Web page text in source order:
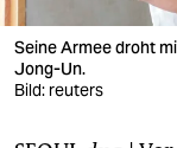
verlag
veranstaltungen
Seine Armee droht
Jong-Un.
Bild: reuters